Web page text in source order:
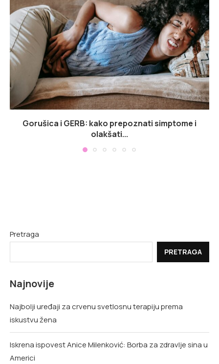
Gorušica i GERB: kako prepoznati simptome i
olakšati...
Pretraga
PRETRAGA
Najnovije
Najbolji uređaji za crvenu svetlosnu terapiju prema
iskustvu žena
Iskrena ispovest Anice Milenković: Borba za zdravlje sina u
Americi